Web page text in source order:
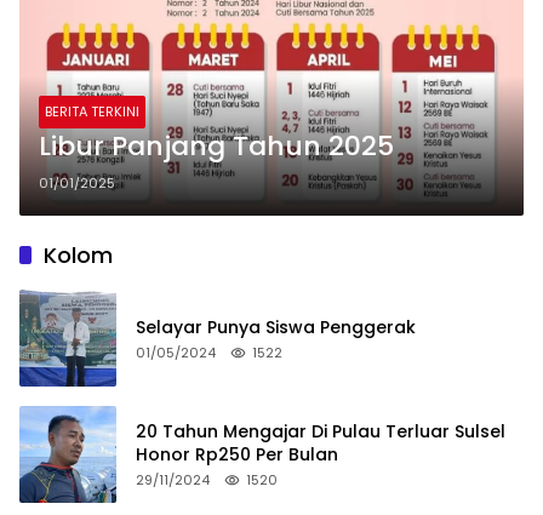
BERITA TERKINI
Libur Panjang Tahun 2025
01/01/2025
Kolom
Selayar Punya Siswa Penggerak
01/05/2024 1522
20 Tahun Mengajar Di Pulau Terluar Sulsel
Honor Rp250 Per Bulan
29/11/2024 1520